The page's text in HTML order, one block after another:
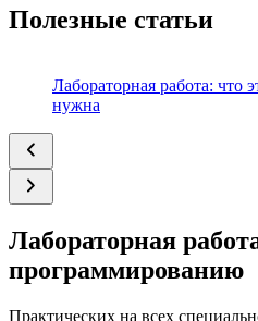
Полезные статьи
Лабораторная работа: что
нужна
Лабораторная
программированию
Практических на всех